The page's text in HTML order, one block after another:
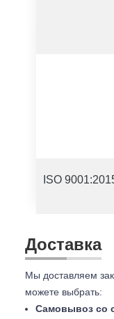
ISO
Доставка
Мы доставляем
можете выбрать:
Самовывоз со